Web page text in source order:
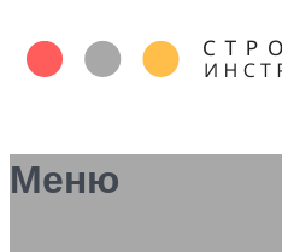
Меню